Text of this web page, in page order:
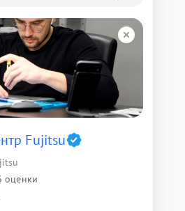
Fujitsu
оценки